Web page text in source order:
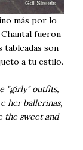
más por lo
fueron
tableadas son
a tu estilo.
"girly" outfits,
her ballerinas,
the sweet and